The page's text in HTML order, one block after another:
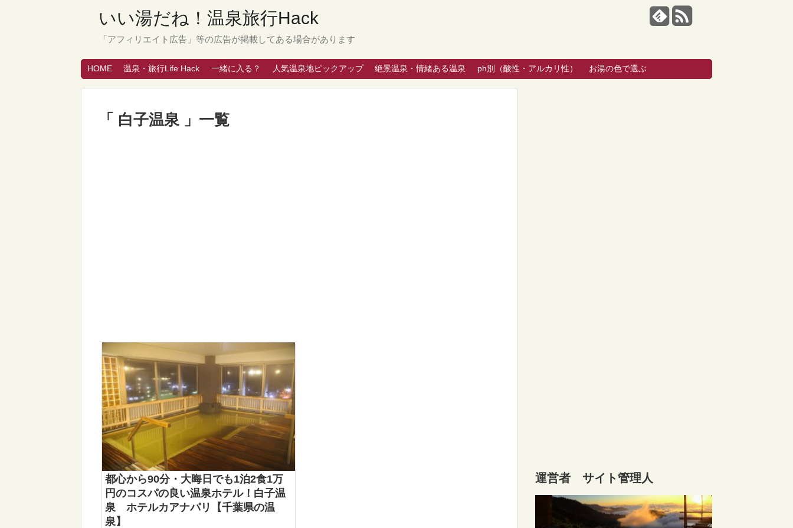
いい湯だね！温泉旅行Hack
「アフィリエイト広告」等の広告が掲載してある場合があります
HOME 温泉・旅行Life Hack 一緒に入る？ 人気温泉地ピックアップ 絶景温泉・情緒ある温泉 ph別（酸性・アルカリ性） お湯の色で選ぶ
「 白子温泉 」一覧
都心から90分・大晦日でも1泊2食1万
円のコスパの良い温泉ホテル！白子温
泉 ホテルカアナパリ【千葉県の温
泉】
運営者 サイト管理人